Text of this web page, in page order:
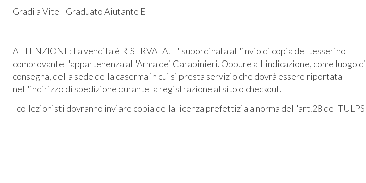
Gradi a Vite - Graduato Aiutante EI
ATTENZIONE: La vendita è RISERVATA. E' subordinata all'invio di copia del tesserino
comprovante l'appartenenza all'Arma dei Carabinieri. Oppure all'indicazione, come luogo di
consegna, della sede della caserma in cui si presta servizio che dovrà essere riportata
nell'indirizzo di spedizione durante la registrazione al sito o checkout.
I collezionisti dovranno inviare copia della licenza prefettizia a norma dell'art.28 del TULPS